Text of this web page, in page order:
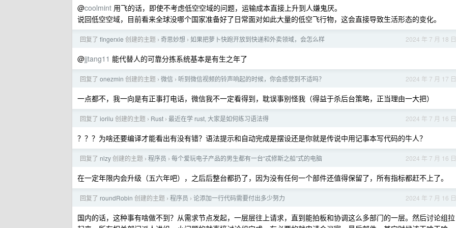
@coolmint 用飞的话，即使不考虑低空空域的问题，运输成本直接上升到人嫌鬼厌。
说回低空空域，目前看来全球没哪个国家准备好了日常面对如此大量的低空飞行物，这会直接导致生活形态的变化。
2024 年 7 月 18 日
回复了 fingerxie 创建的主题 › 奇思妙想 › 如果把萝卜快跑开放到快递和外卖领域，会怎么样
@jjtang11 能代替人的可靠分拣系统基本是有生之年了
2024 年 7 月 17 日
回复了 onezmin 创建的主题 › 微信 › 听到微信视频的铃声响起的时候，你会感觉到不适吗？
一点都不，我一向是有正事打电话，微信我不一定看得到，耽误事别怪我（得益于杀后台策略，正当理由一大把）
2024 年 7 月 16 日
回复了 iorilu 创建的主题 › Rust › 最近在学 rust, 大家是如何练习语法得
？？？为啥还要编译才能看出有没有错？语法提示和自动完成是摆设还是你就是传说中用记事本写代码的牛人？
2024 年 7 月 16 日
回复了 nlzy创建的主题 › 程序员 › 每个爱玩电子产品的男生都有一台“忒修斯之船”式的电脑
在一定年限内会升级（五六年吧），之后后整台都扔了，因为没有任何一个部件还值得保留了，所有指标都赶不上了。
2024 年 7 月 16 日
回复了 roundRobin 创建的主题 › 程序员 › 论添加一行代码需要付出多少努力
国内的话，这种事有啥做不到？从需求节点发起，一层层往上请求，直到能拍板和协调这么多部门的一层。然后讨论组拉